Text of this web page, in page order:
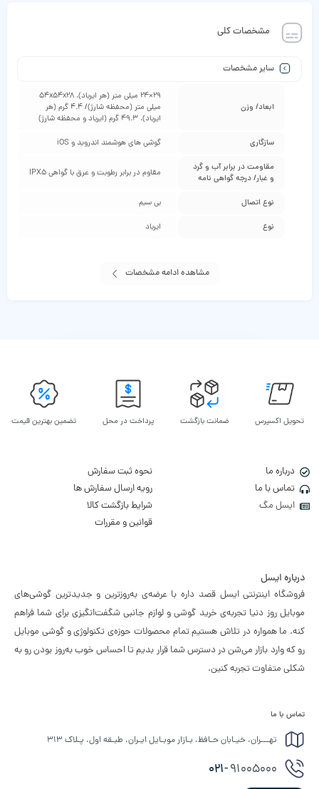
مشخصات کلی
سایر مشخصات
ابعاد/ وزن
29×24 میلی متر (هر ایرباد)، 54x54x28
میلی متر (محفظه شارژ)/ 4.4 گرم (هر
ایرباد)، 49.3 گرم (ایرباد و محفظه شارژ)
سازگاری گوشی‌ های هوشمند اندروید و iOS
مقاومت در برابر آب و گرد
و غبار/ درجه گواهی‌ نامه
مقاوم در برابر رطوبت و عرق با گواهی IPX5
نوع اتصال بی‌ سیم
نوع ایرباد
مشاهده ادامه مشخصات
تحویل اکسپرس ضمانت بازگشت پرداخت در محل تضمین بهترین قیمت
درباره ما
تماس با ما
ایسل مگ
نحوه ثبت سفارش
رویه ارسال سفارش ها
شرایط بازگشت کالا
قوانین و مقررات
درباره ایسل
فروشگاه اینترنتی ایسل قصد داره با عرضه‌ی به‌روزترین و جدیدترین گوشی‌های
موبایل روز دنیا تجربه‌ی خرید گوشی و لوازم جانبی شگفت‌انگیزی برای شما فراهم
کنه. ما همواره در تلاش هستیم تمام محصولات حوزه‌ی تکنولوژی و گوشی موبایل
رو که وارد بازار می‌شن در دسترس شما قرار بدیم تا احساس خوب به‌روز بودن رو به
شکلی متفاوت تجربه کنین.
تماس با ما
تهـــران، خیـابان حـافظ، بـازار موبـایل ایـران، طبـقه اول، پـلاک ۳۱۳
021-91005000